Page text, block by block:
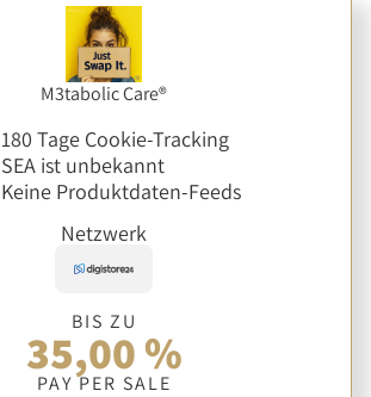
M3tabolic Care®
180 Tage Cookie-Tracking
SEA ist unbekannt
Keine Produktdaten-Feeds
Netzwerk
BIS ZU
35,00 %
PAY PER SALE